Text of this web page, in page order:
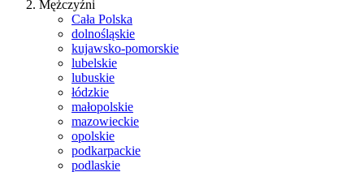
Mężczyźni
Cała Polska
dolnośląskie
kujawsko-pomorskie
lubelskie
lubuskie
łódzkie
małopolskie
mazowieckie
opolskie
podkarpackie
podlaskie